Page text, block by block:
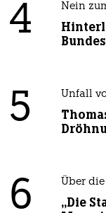
4 Nein
5 Unfall
6 Über
„Die